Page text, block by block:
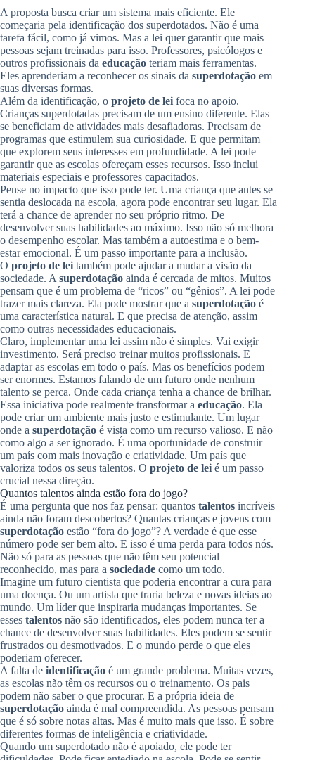
A proposta busca criar um sistema mais eficiente. Ele
começaria pela identificação dos superdotados. Não é uma
tarefa fácil, como já vimos. Mas a lei quer garantir que mais
pessoas sejam treinadas para isso. Professores, psicólogos e
outros profissionais da educação teriam mais ferramentas.
Eles aprenderiam a reconhecer os sinais da superdotação em
suas diversas formas.
Além da identificação, o projeto de lei foca no apoio.
Crianças superdotadas precisam de um ensino diferente. Elas
se beneficiam de atividades mais desafiadoras. Precisam de
programas que estimulem sua curiosidade. E que permitam
que explorem seus interesses em profundidade. A lei pode
garantir que as escolas ofereçam esses recursos. Isso inclui
materiais especiais e professores capacitados.
Pense no impacto que isso pode ter. Uma criança que antes se
sentia deslocada na escola, agora pode encontrar seu lugar. Ela
terá a chance de aprender no seu próprio ritmo. De
desenvolver suas habilidades ao máximo. Isso não só melhora
o desempenho escolar. Mas também a autoestima e o bem-
estar emocional. É um passo importante para a inclusão.
O projeto de lei também pode ajudar a mudar a visão da
sociedade. A superdotação ainda é cercada de mitos. Muitos
pensam que é um problema de “ricos” ou “gênios”. A lei pode
trazer mais clareza. Ela pode mostrar que a superdotação é
uma característica natural. E que precisa de atenção, assim
como outras necessidades educacionais.
Claro, implementar uma lei assim não é simples. Vai exigir
investimento. Será preciso treinar muitos profissionais. E
adaptar as escolas em todo o país. Mas os benefícios podem
ser enormes. Estamos falando de um futuro onde nenhum
talento se perca. Onde cada criança tenha a chance de brilhar.
Essa iniciativa pode realmente transformar a educação. Ela
pode criar um ambiente mais justo e estimulante. Um lugar
onde a superdotação é vista como um recurso valioso. E não
como algo a ser ignorado. É uma oportunidade de construir
um país com mais inovação e criatividade. Um país que
valoriza todos os seus talentos. O projeto de lei é um passo
crucial nessa direção.
Quantos talentos ainda estão fora do jogo?
É uma pergunta que nos faz pensar: quantos talentos incríveis
ainda não foram descobertos? Quantas crianças e jovens com
superdotação estão “fora do jogo”? A verdade é que esse
número pode ser bem alto. E isso é uma perda para todos nós.
Não só para as pessoas que não têm seu potencial
reconhecido, mas para a sociedade como um todo.
Imagine um futuro cientista que poderia encontrar a cura para
uma doença. Ou um artista que traria beleza e novas ideias ao
mundo. Um líder que inspiraria mudanças importantes. Se
esses talentos não são identificados, eles podem nunca ter a
chance de desenvolver suas habilidades. Eles podem se sentir
frustrados ou desmotivados. E o mundo perde o que eles
poderiam oferecer.
A falta de identificação é um grande problema. Muitas vezes,
as escolas não têm os recursos ou o treinamento. Os pais
podem não saber o que procurar. E a própria ideia de
superdotação ainda é mal compreendida. As pessoas pensam
que é só sobre notas altas. Mas é muito mais que isso. É sobre
diferentes formas de inteligência e criatividade.
Quando um superdotado não é apoiado, ele pode ter